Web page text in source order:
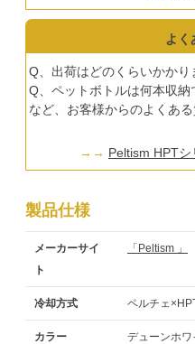
よく
Q、出荷はどのくらいかかり
Q、ペットボトルは何本収納
など、お客様からのよくあ
Peltism HPT
製品仕様
メーカーサイ
ト
「Peltism 」
冷却方式 ペルチェ
カラー
デューンホワ